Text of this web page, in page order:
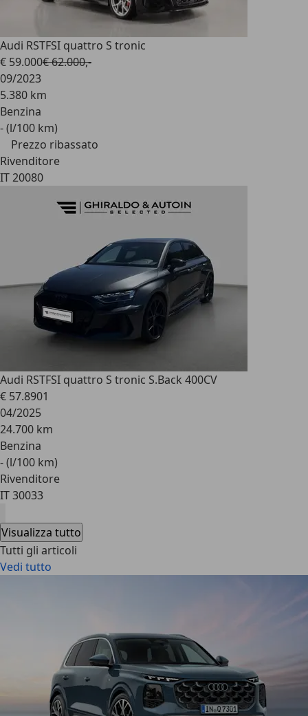
Audi RSTFSI quattro S tronic
€ 59.000€ 62.000,-
09/2023
5.380 km
Benzina
- (l/100 km)
Prezzo ribassato
Rivenditore
IT 20080
Audi RSTFSI quattro S tronic S.Back 400CV
€ 57.8901
04/2025
24.700 km
Benzina
- (l/100 km)
Rivenditore
IT 30033
Visualizza tutto
Tutti gli articoli
Vedi tutto